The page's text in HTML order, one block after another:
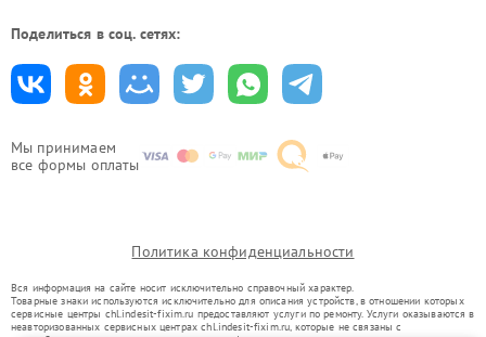
Мы принимаем
все формы оплаты
Поделиться в соц. сетях:
Политика конфиденциальности
Вся информация на сайте носит исключительно справочный характер.
Товарные знаки используются исключительно для описания устройств, в отношении которых
сервисные центры chl.indesit-fixim.ru предоставляют услуги по ремонту. Услуги оказываются в
неавторизованных сервисных центрах chl.indesit-fixim.ru, которые не связаны с